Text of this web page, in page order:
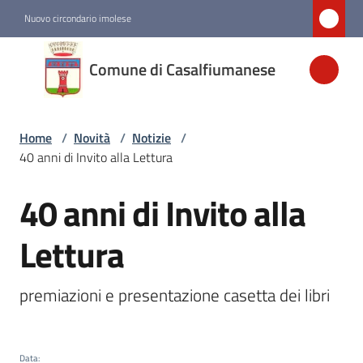
Nuovo circondario imolese
Comune di Casalfiumanese
Comune di
Casalfiumanese
Amministrazione
Menu selezionato
Servizi
Vivere
Home / Novità / Notizie /
40 anni di Invito alla Lettura
Salta al contenuto
40 anni di Invito alla
Lettura
premiazioni e presentazione casetta dei libri
Data: